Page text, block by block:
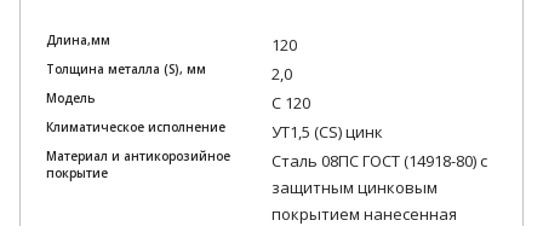
Длина,мм 120
Толщина металла (S), мм 2,0
Модель С 120
Климатическое исполнение УТ1,5 (CS) цинк
Материал и антикорозийное
покрытие
Сталь 08ПС ГОСТ (14918-80) с
защитным цинковым
покрытием нанесенная